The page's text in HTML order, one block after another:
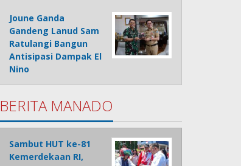
Joune Ganda
Gandeng Lanud Sam
Ratulangi Bangun
Antisipasi Dampak El
Nino
BERITA MANADO
Sambut HUT ke-81
Kemerdekaan RI,